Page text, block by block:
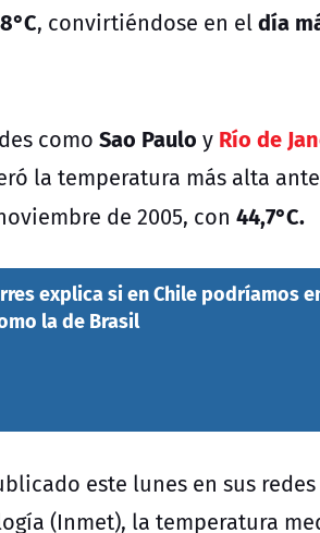
, convirtiéndose en eldía
como Sao Paulo y Río de
la temperatura más alta
de 2005, con 44,7°C.
explica si en Chile podríamos
la de Brasil
este lunes en sus
(Inmet), la temperatura